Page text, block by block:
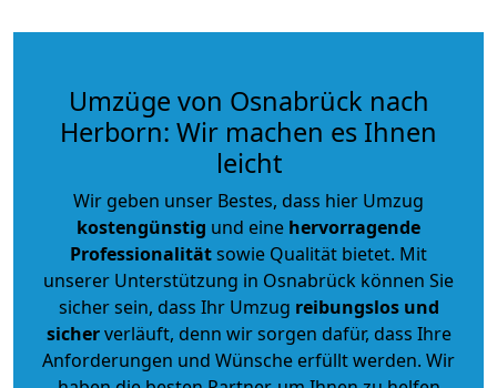
Umzüge von Osnabrück nach
Herborn: Wir machen es Ihnen
leicht
Wir geben unser Bestes, dass hier Umzug
kostengünstig und eine hervorragende
Professionalitätsowie Qualität bietet. Mit
unserer Unterstützung in Osnabrück können Sie
sicher sein, dass Ihr Umzug reibungslos und
sicherverläuft, denn wir sorgen dafür, dass Ihre
Anforderungen und Wünsche erfüllt werden. Wir